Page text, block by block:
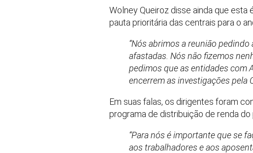
Wolney Queiroz disse ainda que
pauta prioritária das centrais para o
“Nós abrimos a reunião
afastadas. Nós não fizemos
pedimos que as entidades com
encerrem as investigações pela
Em suas falas, os dirigentes foram
programa de distribuição de renda
“Para nós é importante que se
aos trabalhadores e aos